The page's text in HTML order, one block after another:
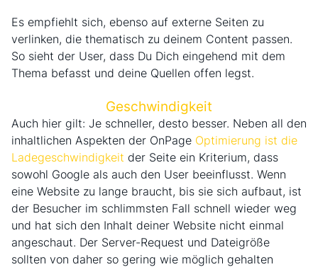
Es empfiehlt sich, ebenso auf externe Seiten zu
verlinken, die thematisch zu deinem Content passen.
So sieht der User, dass Du Dich eingehend mit dem
Thema befasst und deine Quellen offen legst.
Geschwindigkeit
Auch hier gilt: Je schneller, desto besser. Neben all den
inhaltlichen Aspekten der OnPage Optimierung ist die
Ladegeschwindigkeit der Seite ein Kriterium, dass
sowohl Google als auch den User beeinflusst. Wenn
eine Website zu lange braucht, bis sie sich aufbaut, ist
der Besucher im schlimmsten Fall schnell wieder weg
und hat sich den Inhalt deiner Website nicht einmal
angeschaut. Der Server-Request und Dateigröße
sollten von daher so gering wie möglich gehalten